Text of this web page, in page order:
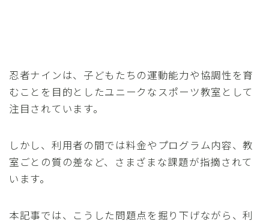
忍者ナインは、子どもたちの運動能力や協調性を育
むことを目的としたユニークなスポーツ教室として
注目されています。
しかし、利用者の間では料金やプログラム内容、教
室ごとの質の差など、さまざまな課題が指摘されて
います。
本記事では、こうした問題点を掘り下げながら、利